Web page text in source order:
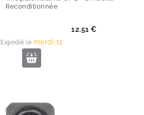
Reconditionnée
12.51 €
Expédié le mardi 11